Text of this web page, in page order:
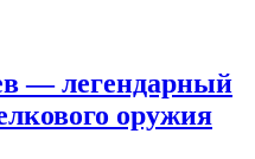
— легендарный
оружия